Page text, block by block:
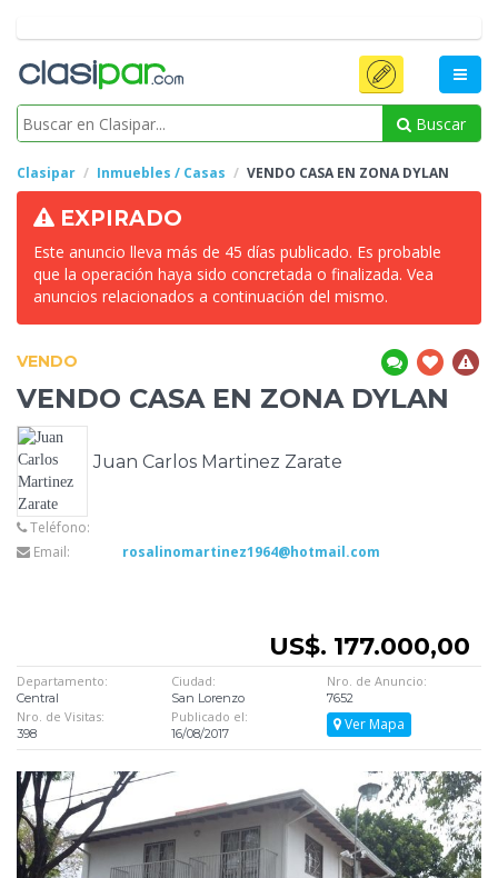
Buscar
Clasipar Inmuebles / Casas VENDO CASA EN ZONA DYLAN
EXPIRADO
Este anuncio lleva más de 45 días publicado. Es probable
que la operación haya sido concretada o finalizada. Vea
anuncios relacionados a continuación del mismo.
VENDO
VENDO CASA EN ZONA DYLAN
Juan Carlos Martinez Zarate
Teléfono:
Email:
rosalinomartinez1964@hotmail.com
US$. 177.000,00
Departamento:
Central
Ciudad:
San Lorenzo
Nro. de Anuncio:
7652
Nro. de Visitas:
398
Publicado el:
16/08/2017
Ver Mapa